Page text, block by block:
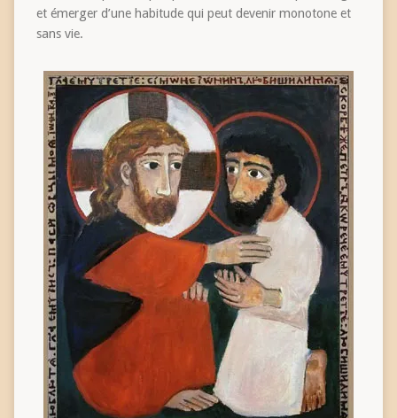
et émerger d’une habitude qui peut devenir monotone et
sans vie.